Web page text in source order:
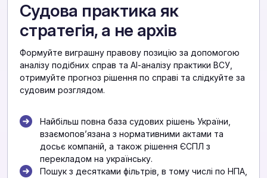
Судова практика як
стратегія, а не архів
Формуйте виграшну правову позицію за допомогою
аналізу подібних справ та АІ-аналізу практики ВСУ,
отримуйте прогноз рішення по справі та слідкуйте за
судовим розглядом.
Найбільш повна база судових рішень України,
взаємоповʼязана з нормативними актами та
досьє компаній, а також рішення ЄСПЛ з
перекладом на українську.
Пошук з десятками фільтрів, в тому числі по НПА,